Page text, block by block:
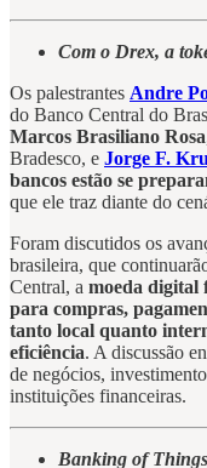
Com o Drex, a
Os palestrantes Andre
do Banco Central do
Marcos Brasiliano Rosa
Bradesco, e Jorge F.
bancos estão se
que ele traz diante do
Foram discutidos os
brasileira, que
Central, a moeda digital
para compras,
tanto local quanto
eficiência. A discussão
de negócios,
instituições financeiras.
Banking of